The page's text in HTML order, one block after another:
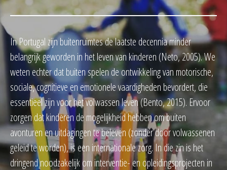
In Portugal zijn buitenruimtes de laatste decennia minder
belangrijk geworden in het leven van kinderen (Neto, 2005). We
weten echter dat buiten spelen de ontwikkeling van motorische,
sociale, cognitieve en emotionele vaardigheden bevordert, die
essentieel zijn voor het volwassen leven (Bento, 2015). Ervoor
zorgen dat kinderen de mogelijkheid hebben om buiten
avonturen en uitdagingen te beleven (zonder door volwassenen
geleid te worden), is een internationale zorg. In die zin is het
dringend noodzakelijk om interventie- en opleidingsprojecten in